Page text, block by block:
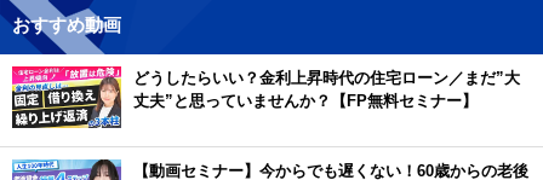
おすすめ動画
どうしたらいい？金利上昇時代の住宅ローン／まだ”大
丈夫”と思っていませんか？【FP無料セミナー】
【動画セミナー】今からでも遅くない！60歳からの老後